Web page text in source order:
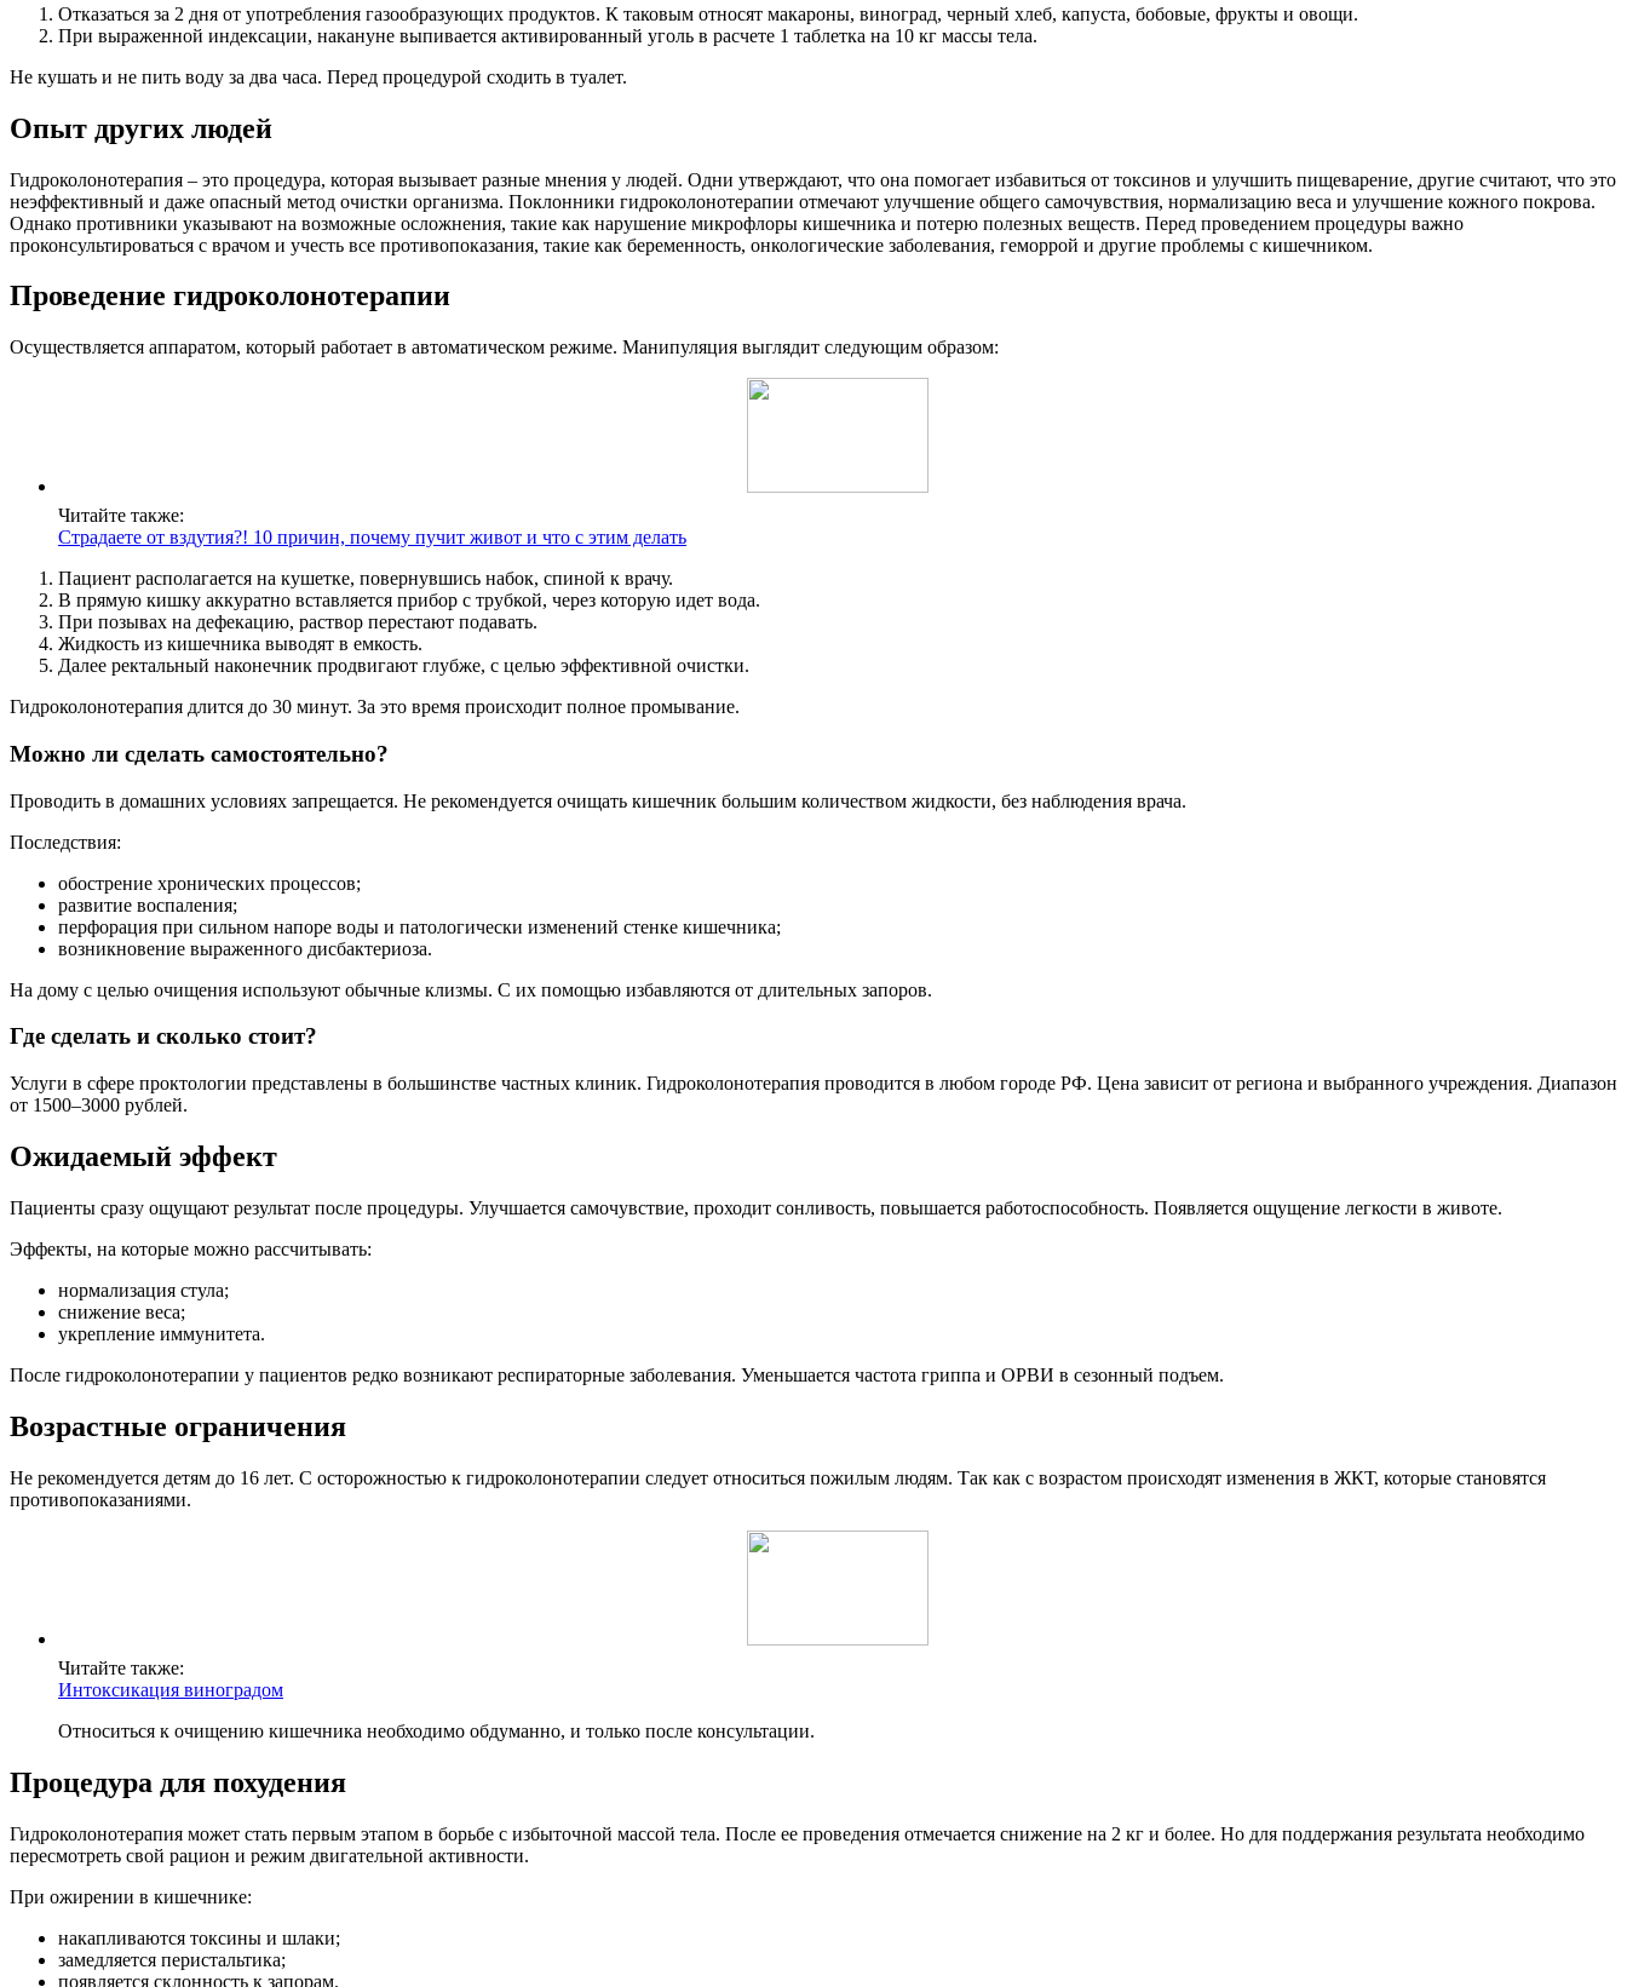
Отказаться за 2 дня от употребления газообразующих продуктов. К таковым относят макароны, виноград, черный хлеб, капуста, бобовые, фрукты и овощи.
При выраженной индексации, накануне выпивается активированный уголь в расчете 1 таблетка на 10 кг массы тела.
Не кушать и не пить воду за два часа. Перед процедурой сходить в туалет.
Опыт других людей
Гидроколонотерапия – это процедура, которая вызывает разные мнения у людей. Одни утверждают, что она помогает избавиться от токсинов и улучшить пищеварение, другие считают, что это
неэффективный и даже опасный метод очистки организма. Поклонники гидроколонотерапии отмечают улучшение общего самочувствия, нормализацию веса и улучшение кожного покрова.
Однако противники указывают на возможные осложнения, такие как нарушение микрофлоры кишечника и потерю полезных веществ. Перед проведением процедуры важно
проконсультироваться с врачом и учесть все противопоказания, такие как беременность, онкологические заболевания, геморрой и другие проблемы с кишечником.
Проведение гидроколонотерапии
Осуществляется аппаратом, который работает в автоматическом режиме. Манипуляция выглядит следующим образом:
Читайте также:
Страдаете от вздутия?! 10 причин, почему пучит живот и что с этим делать
Пациент располагается на кушетке, повернувшись набок, спиной к врачу.
В прямую кишку аккуратно вставляется прибор с трубкой, через которую идет вода.
При позывах на дефекацию, раствор перестают подавать.
Жидкость из кишечника выводят в емкость.
Далее ректальный наконечник продвигают глубже, с целью эффективной очистки.
Гидроколонотерапия длится до 30 минут. За это время происходит полное промывание.
Можно ли сделать самостоятельно?
Проводить в домашних условиях запрещается. Не рекомендуется очищать кишечник большим количеством жидкости, без наблюдения врача.
Последствия:
обострение хронических процессов;
развитие воспаления;
перфорация при сильном напоре воды и патологически изменений стенке кишечника;
возникновение выраженного дисбактериоза.
На дому с целью очищения используют обычные клизмы. С их помощью избавляются от длительных запоров.
Где сделать и сколько стоит?
Услуги в сфере проктологии представлены в большинстве частных клиник. Гидроколонотерапия проводится в любом городе РФ. Цена зависит от региона и выбранного учреждения. Диапазон
от 1500–3000 рублей.
Ожидаемый эффект
Пациенты сразу ощущают результат после процедуры. Улучшается самочувствие, проходит сонливость, повышается работоспособность. Появляется ощущение легкости в животе.
Эффекты, на которые можно рассчитывать:
нормализация стула;
снижение веса;
укрепление иммунитета.
После гидроколонотерапии у пациентов редко возникают респираторные заболевания. Уменьшается частота гриппа и ОРВИ в сезонный подъем.
Возрастные ограничения
Не рекомендуется детям до 16 лет. С осторожностью к гидроколонотерапии следует относиться пожилым людям. Так как с возрастом происходят изменения в ЖКТ, которые становятся
противопоказаниями.
Читайте также:
Интоксикация виноградом
Относиться к очищению кишечника необходимо обдуманно, и только после консультации.
Процедура для похудения
Гидроколонотерапия может стать первым этапом в борьбе с избыточной массой тела. После ее проведения отмечается снижение на 2 кг и более. Но для поддержания результата необходимо
пересмотреть свой рацион и режим двигательной активности.
При ожирении в кишечнике:
накапливаются токсины и шлаки;
замедляется перистальтика;
появляется склонность к запорам.